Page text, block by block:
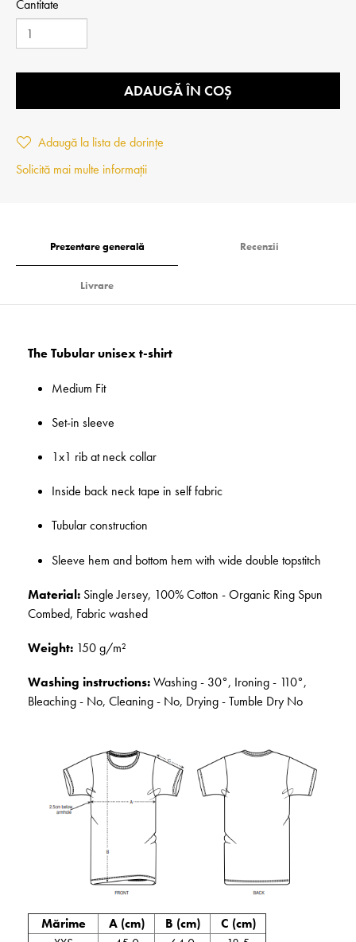
Cantitate
ADAUGĂ ÎN COȘ
Adaugă la lista de dorințe
Solicită mai multe informații
Prezentare generală Recenzii
Livrare
The Tubular unisex t-shirt
Medium Fit
Set-in sleeve
1x1 rib at neck collar
Inside back neck tape in self fabric
Tubular construction
Sleeve hem and bottom hem with wide double topstitch
Material: Single Jersey, 100% Cotton - Organic Ring Spun
Combed, Fabric washed
Weight: 150 g/m²
Washing instructions:Washing - 30°, Ironing - 110°,
Bleaching - No, Cleaning - No, Drying - Tumble Dry No
Mărime A (cm) B (cm)
C (cm)